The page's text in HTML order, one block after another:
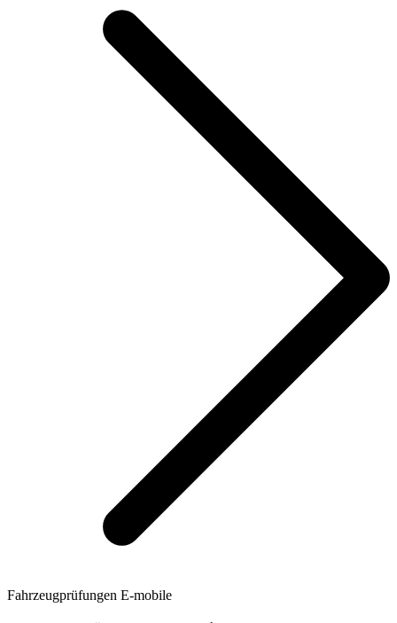
Fahrzeugprüfungen E-mobile